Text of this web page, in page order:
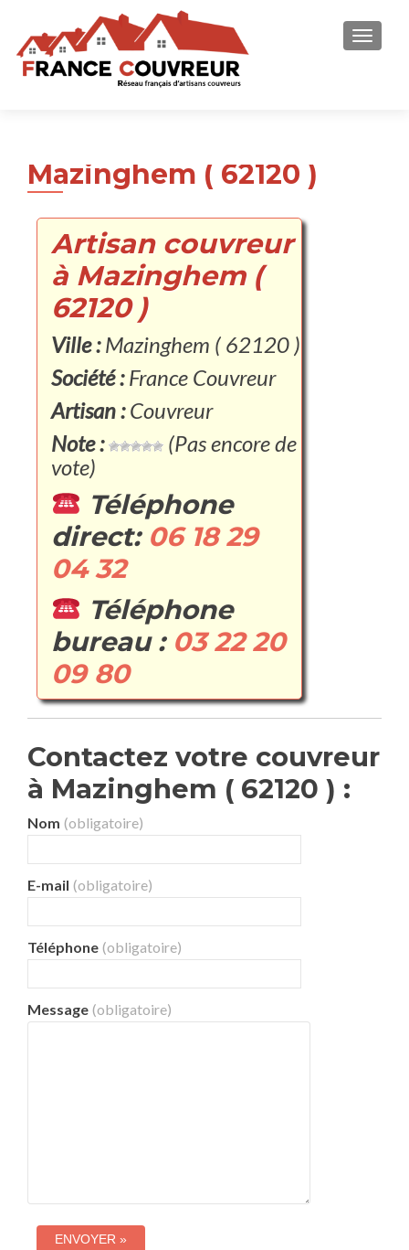
Mazinghem ( 62120 )
Artisan couvreur
à Mazinghem (
62120 )
Ville :Mazinghem ( 62120 )
Société :France Couvreur
Artisan :Couvreur
Note :
(Pas encore de
vote)
Téléphone
direct: 06 18 29
04 32
Téléphone
bureau : 03 22 20
09 80
Contactez votre couvreur
à Mazinghem ( 62120 ) :
Nom (obligatoire)
E-mail (obligatoire)
Téléphone (obligatoire)
Message (obligatoire)